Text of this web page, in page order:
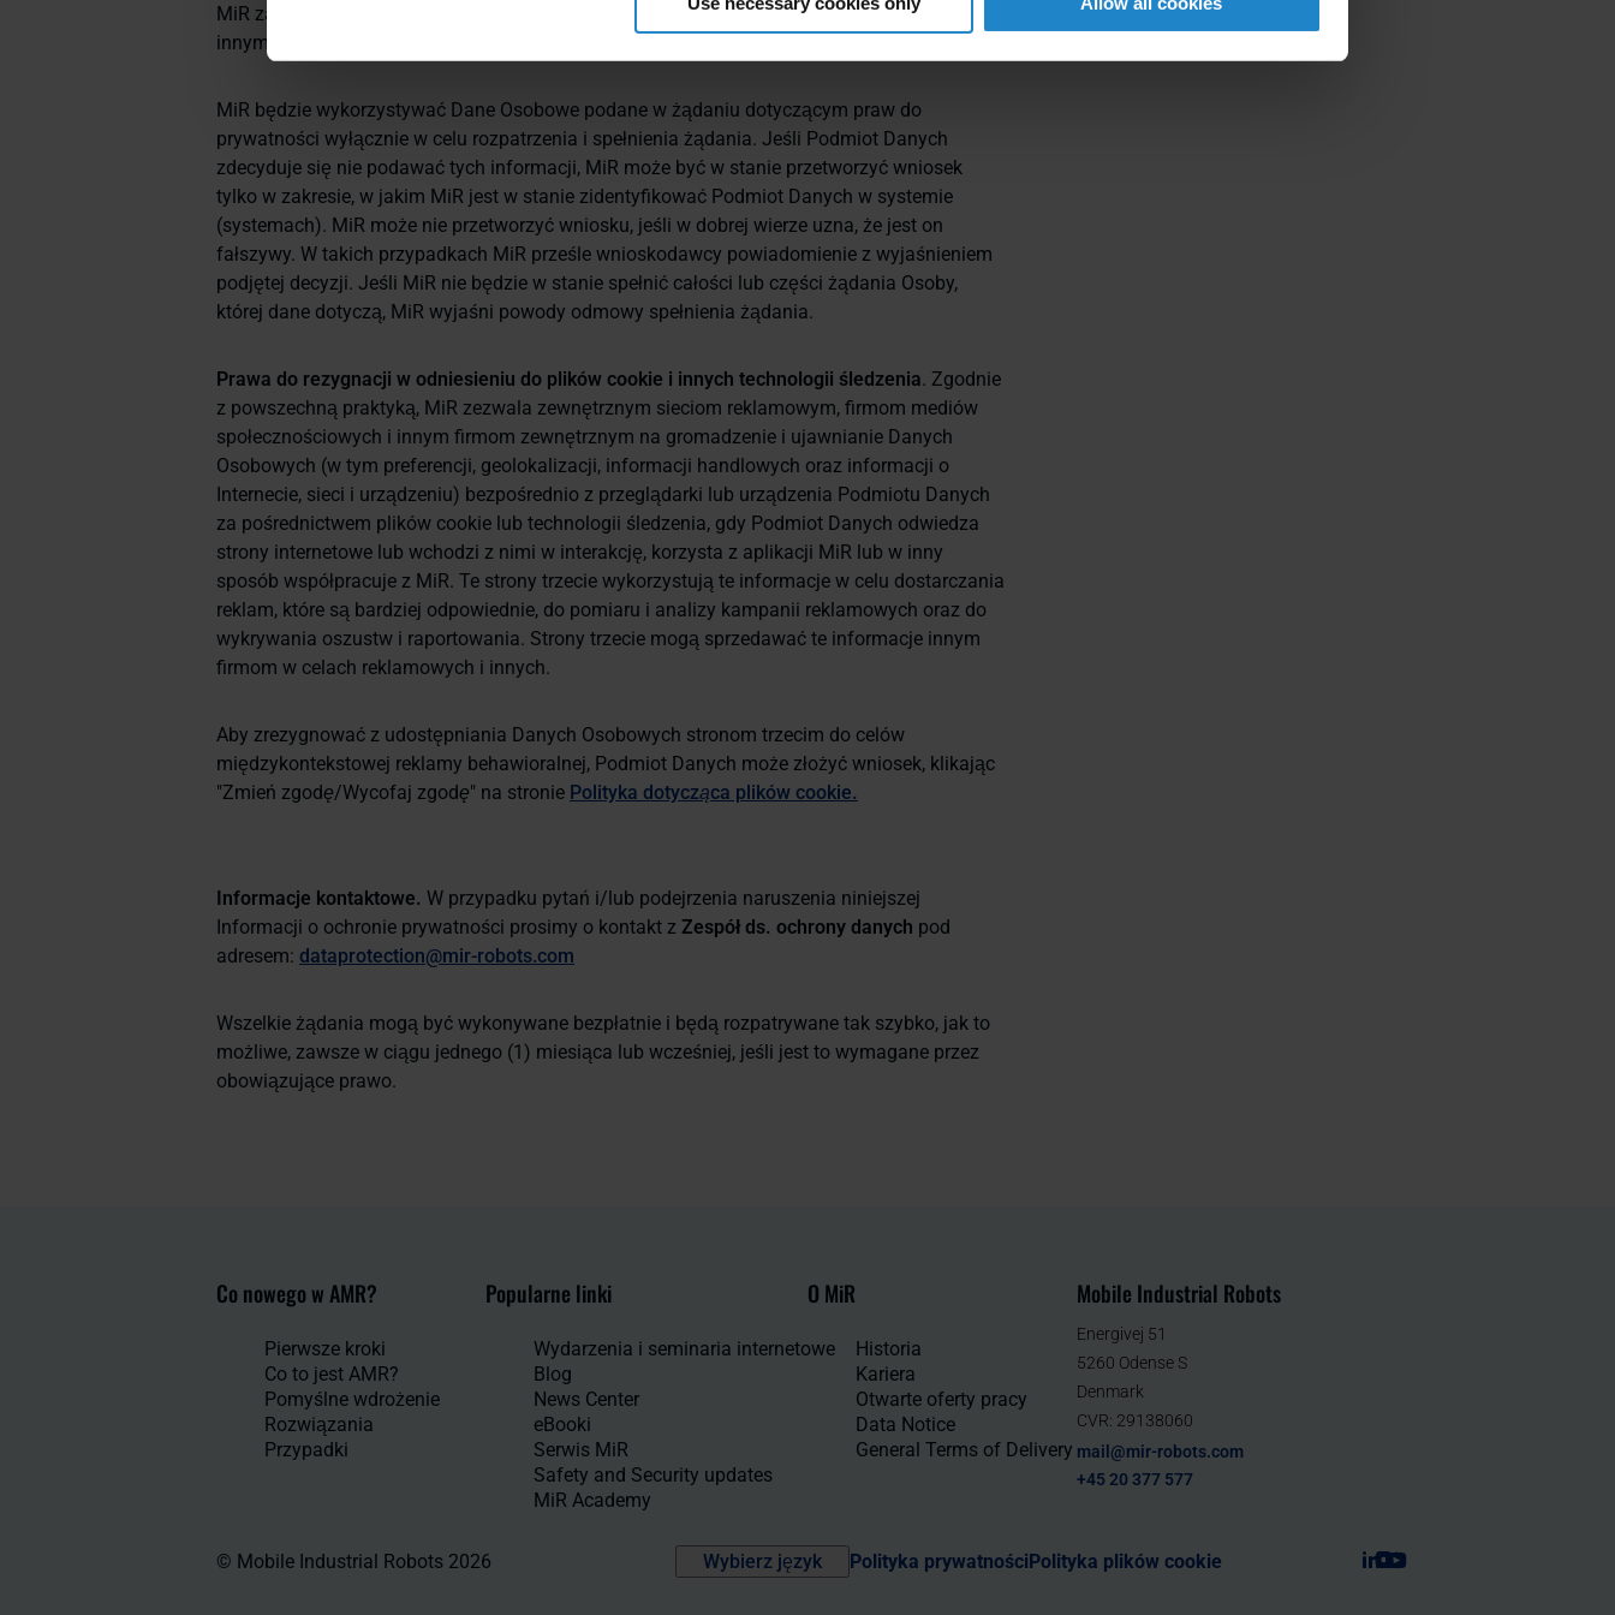
MiR zażądania od Podmiotu Danych dodatkowych Danych Osobowych, w tym między
innymi adresu e-mail i/lub daty ostatniej transakcji z MiR.
MiR będzie wykorzystywać Dane Osobowe podane w żądaniu dotyczącym praw do
prywatności wyłącznie w celu rozpatrzenia i spełnienia żądania. Jeśli Podmiot Danych
zdecyduje się nie podawać tych informacji, MiR może być w stanie przetworzyć wniosek
tylko w zakresie, w jakim MiR jest w stanie zidentyfikować Podmiot Danych w systemie
(systemach). MiR może nie przetworzyć wniosku, jeśli w dobrej wierze uzna, że jest on
fałszywy. W takich przypadkach MiR prześle wnioskodawcy powiadomienie z wyjaśnieniem
podjętej decyzji. Jeśli MiR nie będzie w stanie spełnić całości lub części żądania Osoby,
której dane dotyczą, MiR wyjaśni powody odmowy spełnienia żądania.
Prawa do rezygnacji w odniesieniu do plików cookie i innych technologii śledzenia. Zgodnie
z powszechną praktyką, MiR zezwala zewnętrznym sieciom reklamowym, firmom mediów
społecznościowych i innym firmom zewnętrznym na gromadzenie i ujawnianie Danych
Osobowych (w tym preferencji, geolokalizacji, informacji handlowych oraz informacji o
Internecie, sieci i urządzeniu) bezpośrednio z przeglądarki lub urządzenia Podmiotu Danych
za pośrednictwem plików cookie lub technologii śledzenia, gdy Podmiot Danych odwiedza
strony internetowe lub wchodzi z nimi w interakcję, korzysta z aplikacji MiR lub w inny
sposób współpracuje z MiR. Te strony trzecie wykorzystują te informacje w celu dostarczania
reklam, które są bardziej odpowiednie, do pomiaru i analizy kampanii reklamowych oraz do
wykrywania oszustw i raportowania. Strony trzecie mogą sprzedawać te informacje innym
firmom w celach reklamowych i innych.
Aby zrezygnować z udostępniania Danych Osobowych stronom trzecim do celów
międzykontekstowej reklamy behawioralnej, Podmiot Danych może złożyć wniosek, klikając
"Zmień zgodę/Wycofaj zgodę" na stronie Polityka dotycząca plików cookie.
Informacje kontaktowe. W przypadku pytań i/lub podejrzenia naruszenia niniejszej
Informacji o ochronie prywatności prosimy o kontakt z Zespół ds. ochrony danych pod
adresem: dataprotection@mir-robots.com
Wszelkie żądania mogą być wykonywane bezpłatnie i będą rozpatrywane tak szybko, jak to
możliwe, zawsze w ciągu jednego (1) miesiąca lub wcześniej, jeśli jest to wymagane przez
obowiązujące prawo.
Co nowego w AMR?
Pierwsze kroki
Co to jest AMR?
Pomyślne wdrożenie
Rozwiązania
Przypadki
Popularne linki
Wydarzenia i seminaria internetowe
Blog
News Center
eBooki
Serwis MiR
Safety and Security updates
MiR Academy
O MiR
Historia
Kariera
Otwarte oferty pracy
Data Notice
General Terms of Delivery
Mobile Industrial Robots
Energivej 51
5260 Odense S
Denmark
CVR: 29138060
mail@mir-robots.com
+45 20 377 577
© Mobile Industrial Robots 2026 Wybierz język Polityka prywatności Polityka plików cookie